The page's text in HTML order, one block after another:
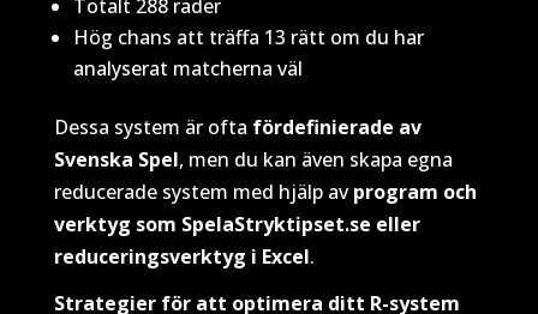
Totalt 288 rader
Hög chans att träffa 13 rätt om du har
analyserat matcherna väl
Dessa system är ofta fördefinierade av
Svenska Spel, men du kan även skapa egna
reducerade system med hjälp avprogram och
verktyg som SpelaStryktipset.se eller
reduceringsverktyg i Excel.
Strategier för att optimera ditt R-system